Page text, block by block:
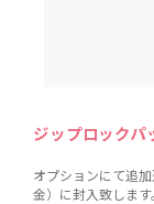
ジップロックパ
オプションにて追
金）に封入致します。